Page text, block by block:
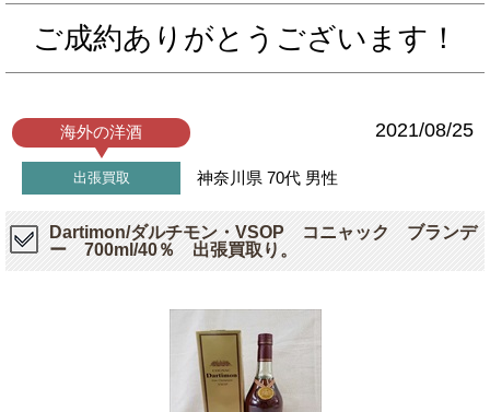
ご成約ありがとうございます！
海外の洋酒 2021/08/25
出張買取 神奈川県 70代 男性
Dartimon/ダルチモン・VSOP コニャック ブランデ
ー 700ml/40％ 出張買取り。